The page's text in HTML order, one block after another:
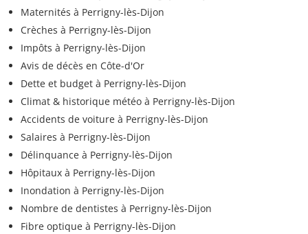
Maternités à Perrigny-lès-Dijon
Crèches à Perrigny-lès-Dijon
Impôts à Perrigny-lès-Dijon
Avis de décès en Côte-d'Or
Dette et budget à Perrigny-lès-Dijon
Climat & historique météo à Perrigny-lès-Dijon
Accidents de voiture à Perrigny-lès-Dijon
Salaires à Perrigny-lès-Dijon
Délinquance à Perrigny-lès-Dijon
Hôpitaux à Perrigny-lès-Dijon
Inondation à Perrigny-lès-Dijon
Nombre de dentistes à Perrigny-lès-Dijon
Fibre optique à Perrigny-lès-Dijon